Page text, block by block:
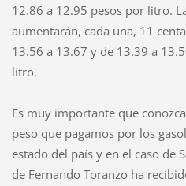
12.86 a 12.95 pesos por litro.
aumentarán, cada una, 11
13.56 a 13.67 y de 13.39 a
litro.
Es muy importante que
peso que pagamos por los
estado del país y en el caso de
de Fernando Toranzo ha